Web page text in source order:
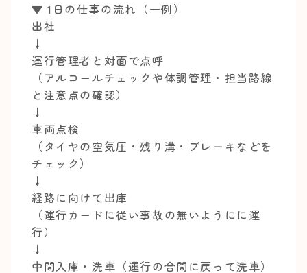
▼ 1日の仕事の流れ（一例）
出社
↓
運行管理者と対面で点呼
（アルコールチェックや体調管理・担当路線
と注意点の確認）
↓
車両点検
（タイヤの空気圧・残り溝・ブレーキなどを
チェック）
↓
経路に向けて出庫
（運行カードに従い事故の無いようにに運
行）
↓
中間入庫・洗車（運行の合間に戻って洗車）